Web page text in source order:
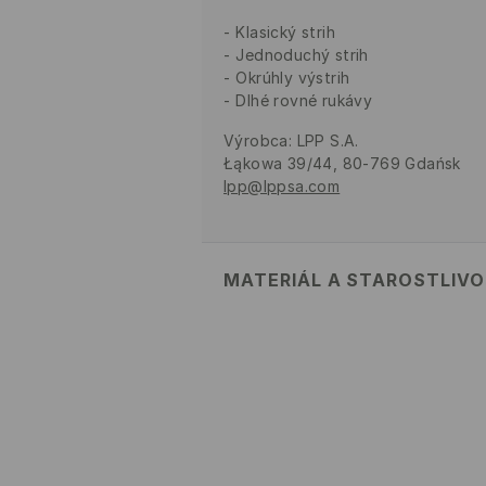
Klasický strih
Jednoduchý strih
Okrúhly výstrih
Dlhé rovné rukávy
Výrobca: LPP S.A.
Łąkowa 39/44, 80-769 Gdańsk
lpp@lppsa.com
MATERIÁL A